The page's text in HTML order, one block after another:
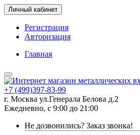
Личный кабинет
Регистрация
Авторизация
Главная
+7 (499)397-83-99
г. Москва ул.Генерала Белова д.2
Ежедневно, с 9:00 до 21:00
Не дозвонились? Заказ звонка!